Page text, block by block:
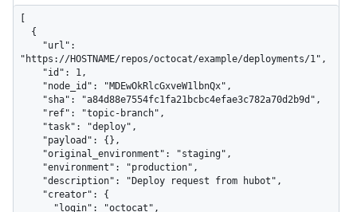
"https://HOSTNAME/repos/octocat/example/deployments/1",